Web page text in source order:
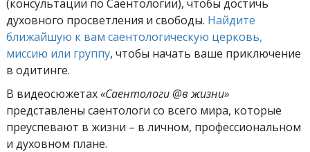
(консультации по Саентологии), чтобы достичь
духовного просветления и свободы. Найдите
ближайшую к вам саентологическую церковь,
миссию или группу, чтобы начать ваше приключение
в одитинге.
В видеосюжетах«Саентологи @в жизни»
представлены саентологи со всего мира, которые
преуспевают в жизни – в личном, профессиональном
и духовном плане.